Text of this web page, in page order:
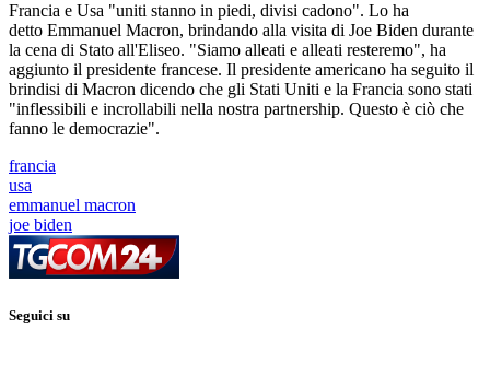
Francia e Usa "uniti stanno in piedi, divisi cadono". Lo ha
detto Emmanuel Macron, brindando alla visita di Joe Biden durante
la cena di Stato all'Eliseo. "Siamo alleati e alleati resteremo", ha
aggiunto il presidente francese. Il presidente americano ha seguito il
brindisi di Macron dicendo che gli Stati Uniti e la Francia sono stati
"inflessibili e incrollabili nella nostra partnership. Questo è ciò che
fanno le democrazie".
francia
usa
emmanuel macron
joe biden
Seguici su